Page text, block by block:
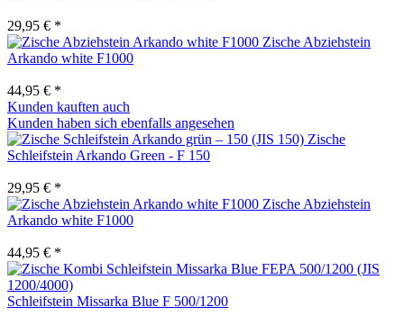
29,95 € *
Zische Abziehstein
Arkando white F1000
44,95 € *
Kunden kauften auch
Kunden haben sich ebenfalls angesehen
Zische
Schleifstein Arkando Green - F 150
29,95 € *
Zische Abziehstein
Arkando white F1000
44,95 € *
Schleifstein Missarka Blue F 500/1200